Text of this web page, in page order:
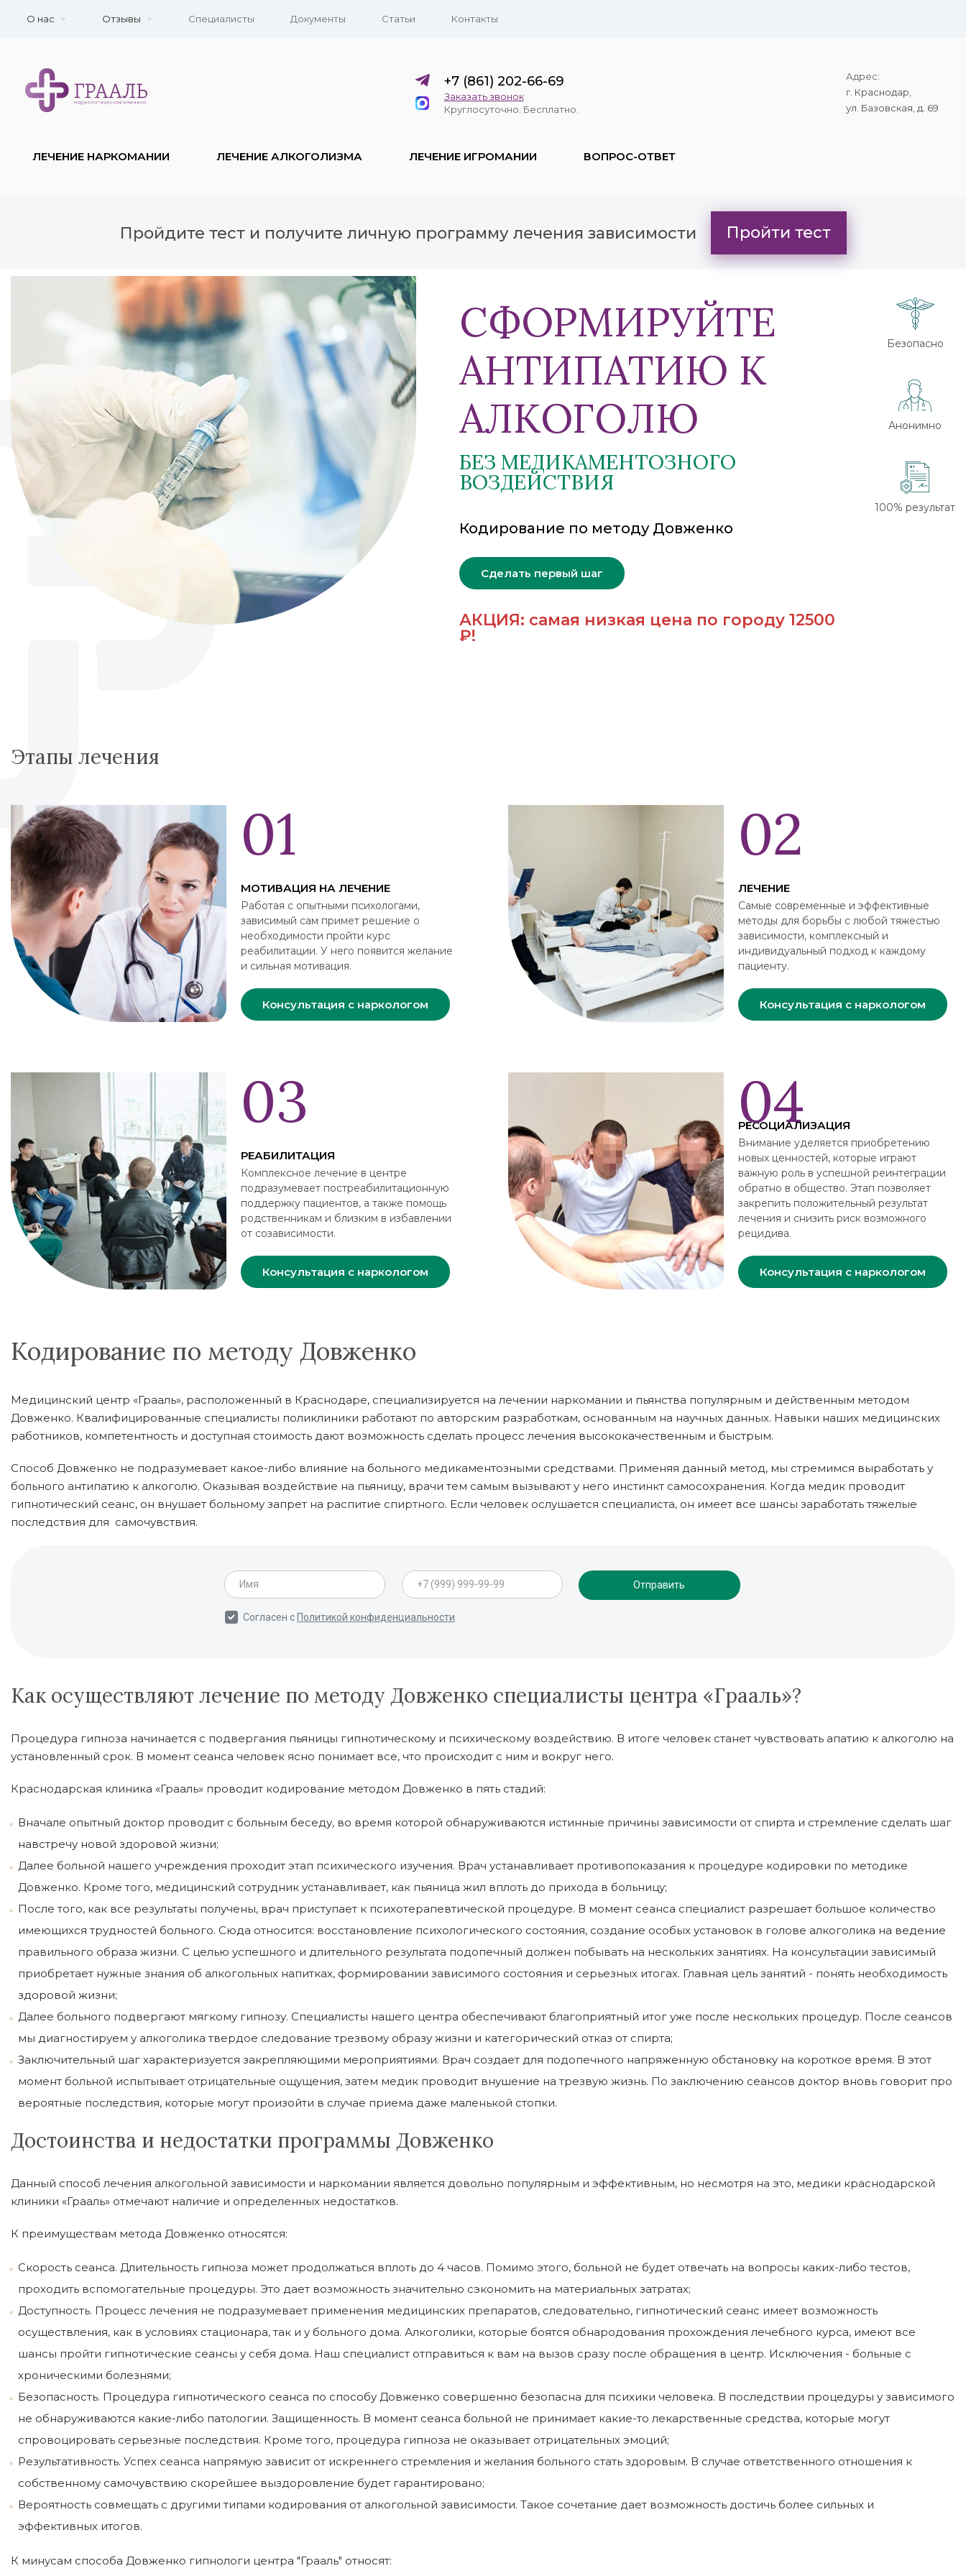
О нас Отзывы Специалисты Документы Статьи Контакты
+7 (861) 202-66-69
Заказать звонок
Круглосуточно. Бесплатно.
Адрес:
г. Краснодар,
ул. Базовская, д. 69
ЛЕЧЕНИЕ НАРКОМАНИИ ЛЕЧЕНИЕ АЛКОГОЛИЗМА ЛЕЧЕНИЕ ИГРОМАНИИ ВОПРОС-ОТВЕТ
Пройдите тест и получите личную программу лечения зависимости Пройти тест
СФОРМИРУЙТЕ
АНТИПАТИЮ К
АЛКОГОЛЮ
БЕЗ МЕДИКАМЕНТОЗНОГО
ВОЗДЕЙСТВИЯ
Кодирование по методу Довженко
Сделать первый шаг
АКЦИЯ: самая низкая цена по городу 12500
₽!
Безопасно
Анонимно
100% результат
Этапы лечения
МОТИВАЦИЯ НА ЛЕЧЕНИЕ
Работая с опытными психологами,
зависимый сам примет решение о
необходимости пройти курс
реабилитации. У него появится желание
и сильная мотивация.
Консультация с наркологом
ЛЕЧЕНИЕ
Самые современные и эффективные
методы для борьбы с любой тяжестью
зависимости, комплексный и
индивидуальный подход к каждому
пациенту.
Консультация с наркологом
РЕАБИЛИТАЦИЯ
Комплексное лечение в центре
подразумевает постреабилитационную
поддержку пациентов, а также помощь
родственникам и близким в избавлении
от созависимости.
Консультация с наркологом
РЕСОЦИАЛИЗАЦИЯ
Внимание уделяется приобретению
новых ценностей, которые играют
важную роль в успешной реинтеграции
обратно в общество. Этап позволяет
закрепить положительный результат
лечения и снизить риск возможного
рецидива.
Консультация с наркологом
Кодирование по методу Довженко
Медицинский центр «Грааль», расположенный в Краснодаре, специализируется на лечении наркомании и пьянства популярным и действенным методом
Довженко. Квалифицированные специалисты поликлиники работают по авторским разработкам, основанным на научных данных. Навыки наших медицинских
работников, компетентность и доступная стоимость дают возможность сделать процесс лечения высококачественным и быстрым.
Способ Довженко не подразумевает какое-либо влияние на больного медикаментозными средствами. Применяя данный метод, мы стремимся выработать у
больного антипатию к алкоголю. Оказывая воздействие на пьяницу, врачи тем самым вызывают у него инстинкт самосохранения. Когда медик проводит
гипнотический сеанс, он внушает больному запрет на распитие спиртного. Если человек ослушается специалиста, он имеет все шансы заработать тяжелые
последствия для самочувствия.
Как осуществляют лечение по методу Довженко специалисты центра «Грааль»?
Процедура гипноза начинается с подвергания пьяницы гипнотическому и психическому воздействию. В итоге человек станет чувствовать апатию к алкоголю на
установленный срок. В момент сеанса человек ясно понимает все, что происходит с ним и вокруг него.
Краснодарская клиника «Грааль» проводит кодирование методом Довженко в пять стадий:
Вначале опытный доктор проводит с больным беседу, во время которой обнаруживаются истинные причины зависимости от спирта и стремление сделать шаг
навстречу новой здоровой жизни;
Далее больной нашего учреждения проходит этап психического изучения. Врач устанавливает противопоказания к процедуре кодировки по методике
Довженко. Кроме того, медицинский сотрудник устанавливает, как пьяница жил вплоть до прихода в больницу;
После того, как все результаты получены, врач приступает к психотерапевтической процедуре. В момент сеанса специалист разрешает большое количество
имеющихся трудностей больного. Сюда относится: восстановление психологического состояния, создание особых установок в голове алкоголика на ведение
правильного образа жизни. С целью успешного и длительного результата подопечный должен побывать на нескольких занятиях. На консультации зависимый
приобретает нужные знания об алкогольных напитках, формировании зависимого состояния и серьезных итогах. Главная цель занятий - понять необходимость
здоровой жизни;
Далее больного подвергают мягкому гипнозу. Специалисты нашего центра обеспечивают благоприятный итог уже после нескольких процедур. После сеансов
мы диагностируем у алкоголика твердое следование трезвому образу жизни и категорический отказ от спирта;
Заключительный шаг характеризуется закрепляющими мероприятиями. Врач создает для подопечного напряженную обстановку на короткое время. В этот
момент больной испытывает отрицательные ощущения, затем медик проводит внушение на трезвую жизнь. По заключению сеансов доктор вновь говорит про
вероятные последствия, которые могут произойти в случае приема даже маленькой стопки.
Достоинства и недостатки программы Довженко
Данный способ лечения алкогольной зависимости и наркомании является довольно популярным и эффективным, но несмотря на это, медики краснодарской
клиники «Грааль» отмечают наличие и определенных недостатков.
К преимуществам метода Довженко относятся:
Скорость сеанса. Длительность гипноза может продолжаться вплоть до 4 часов. Помимо этого, больной не будет отвечать на вопросы каких-либо тестов,
проходить вспомогательные процедуры. Это дает возможность значительно сэкономить на материальных затратах;
Доступность. Процесс лечения не подразумевает применения медицинских препаратов, следовательно, гипнотический сеанс имеет возможность
осуществления, как в условиях стационара, так и у больного дома. Алкоголики, которые боятся обнародования прохождения лечебного курса, имеют все
шансы пройти гипнотические сеансы у себя дома. Наш специалист отправиться к вам на вызов сразу после обращения в центр. Исключения - больные с
хроническими болезнями;
Безопасность. Процедура гипнотического сеанса по способу Довженко совершенно безопасна для психики человека. В последствии процедуры у зависимого
не обнаруживаются какие-либо патологии. Защищенность. В момент сеанса больной не принимает какие-то лекарственные средства, которые могут
спровоцировать серьезные последствия. Кроме того, процедура гипноза не оказывает отрицательных эмоций;
Результативность. Успех сеанса напрямую зависит от искреннего стремления и желания больного стать здоровым. В случае ответственного отношения к
собственному самочувствию скорейшее выздоровление будет гарантировано;
Вероятность совмещать с другими типами кодирования от алкогольной зависимости. Такое сочетание дает возможность достичь более сильных и
эффективных итогов.
К минусам способа Довженко гипнологи центра "Грааль" относят: